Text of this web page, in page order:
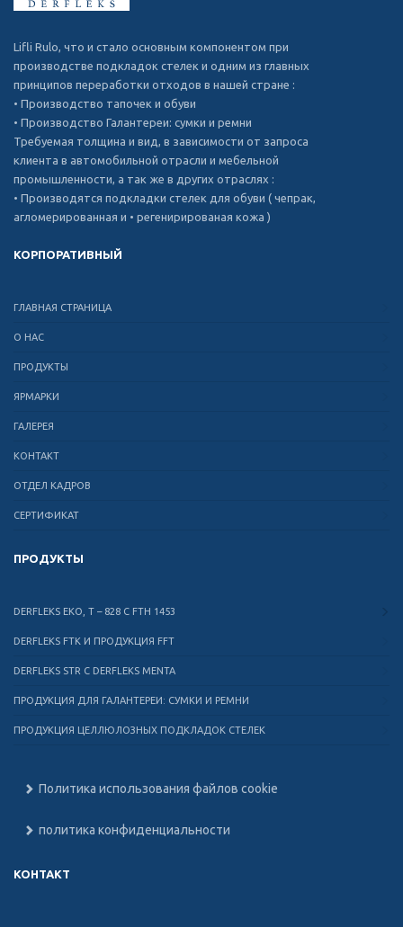
Lifli Rulo, что и стало основным компонентом при
производстве подкладок стелек и одним из главных
принципов переработки отходов в нашей стране :
• Производство тапочек и обуви
• Производство Галантереи: сумки и ремни
Требуемая толщина и вид, в зависимости от запроса
клиента в автомобильной отрасли и мебельной
промышленности, а так же в других отраслях :
• Производятся подкладки стелек для обуви ( чепрак,
агломерированная и • регенирированая кожа )
КОРПОРАТИВНЫЙ
ГЛАВНАЯ СТРАНИЦА
О НАС
ПРОДУКТЫ
ЯРМАРКИ
ГАЛЕРЕЯ
КОНТАКТ
ОТДЕЛ КАДРОВ
СЕРТИФИКАТ
ПРОДУКТЫ
DERFLEKS EKO, T – 828 C FTH 1453
DERFLEKS FTK И ПРОДУКЦИЯ FFT
DERFLEKS STR C DERFLEKS MENTA
ПРОДУКЦИЯ ДЛЯ ГАЛАНТЕРЕИ: СУМКИ И РЕМНИ
ПРОДУКЦИЯ ЦЕЛЛЮЛОЗНЫХ ПОДКЛАДОК СТЕЛЕК
Политика использования файлов cookie
политика конфиденциальности
КОНТАКТ